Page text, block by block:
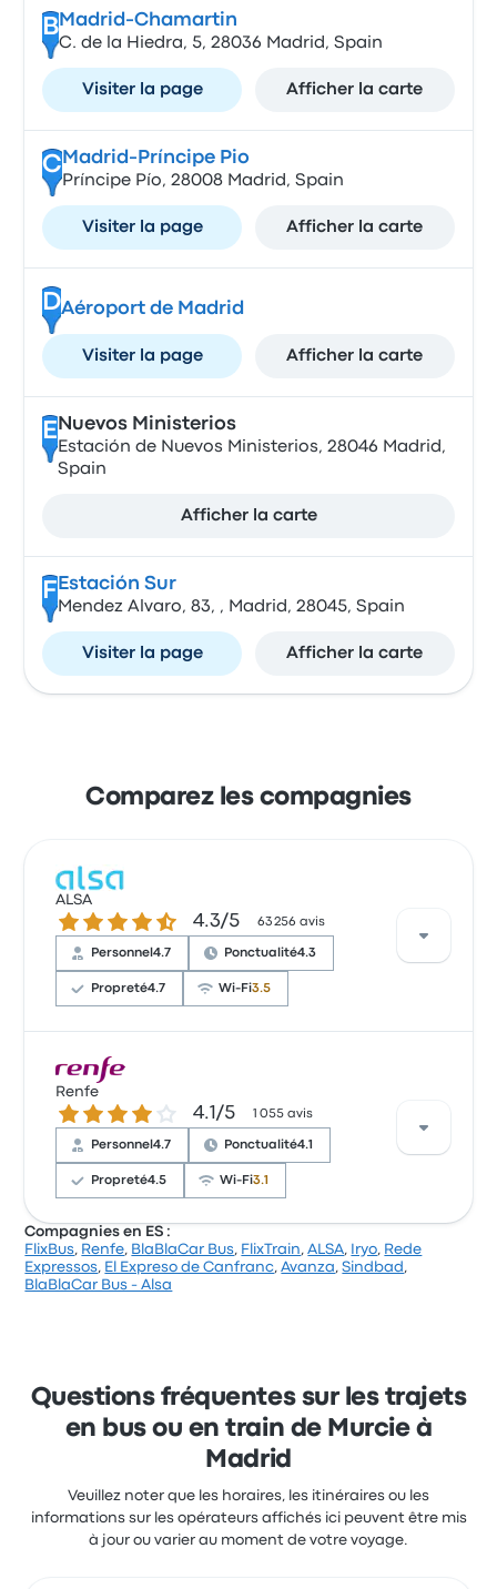
B Madrid-Chamartin
C. de la Hiedra, 5, 28036 Madrid, Spain
Visiter la page Afficher la carte
CMadrid-Príncipe Pio
Príncipe Pío, 28008 Madrid, Spain
Visiter la page Afficher la carte
DAéroport de Madrid
Visiter la page Afficher la carte
E Nuevos Ministerios
Estación de Nuevos Ministerios, 28046 Madrid,
Spain
Afficher la carte
F Estación Sur
Mendez Alvaro, 83, , Madrid, 28045, Spain
Visiter la page Afficher la carte
Comparez les compagnies
ALSA
4.3 sur 5 étoiles 4.3/5 63 256 avis
Personnel4.7 Ponctualité4.3
Propreté4.7 Wi-Fi3.5
Selon 104 avis, ALSA a reçu une note de 4.3 étoiles
pour ce trajet. Les voyageurs ont été conquis par le
personnel et le lieu de départ, mais certains se sont
plaints concernant le Wi-Fi. Le prix des billets ALSA
ALSA Supra Murcie Madrid avis
Très confortable
5.0 sur 5 étoiles
Wafa E.
5 février 2020
Renfe
4.1 sur 5 étoiles 4.1/5 1 055 avis
Personnel4.7 Ponctualité4.1
Propreté4.5 Wi-Fi3.1
Sur un total de 1055 avis, la compagnie a reçu la
note de 4.1 étoiles sur Busbud. Les voyageurs ont été
Compagnies en ES :
FlixBus, Renfe, BlaBlaCar Bus, FlixTrain,ALSA, Iryo, Rede
Expressos, El Expreso de Canfranc,Avanza,Sindbad ,
BlaBlaCar Bus - Alsa
Questions fréquentes sur les trajets
en bus ou en train de Murcie à
Madrid
Veuillez noter que les horaires, les itinéraires ou les
informations sur les opérateurs affichés ici peuvent être mis
à jour ou varier au moment de votre voyage.